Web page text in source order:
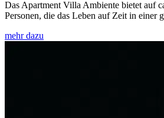
Das Apartment Villa Ambiente bietet auf
Personen, die das Leben auf Zeit in einer
mehr dazu